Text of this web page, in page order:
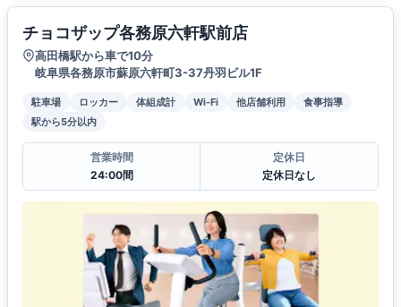
チョコザップ各務原六軒駅前店
高田橋駅から車で10分
岐阜県各務原市蘇原六軒町3-37丹羽ビル1F
駐車場 ロッカー 体組成計 Wi-Fi 他店舗利用
食事指導
駅から5分以内
営業時間
24:00間
定休日
定休日なし